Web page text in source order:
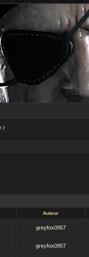
)
Auteur
greyfox0957
greyfox0957